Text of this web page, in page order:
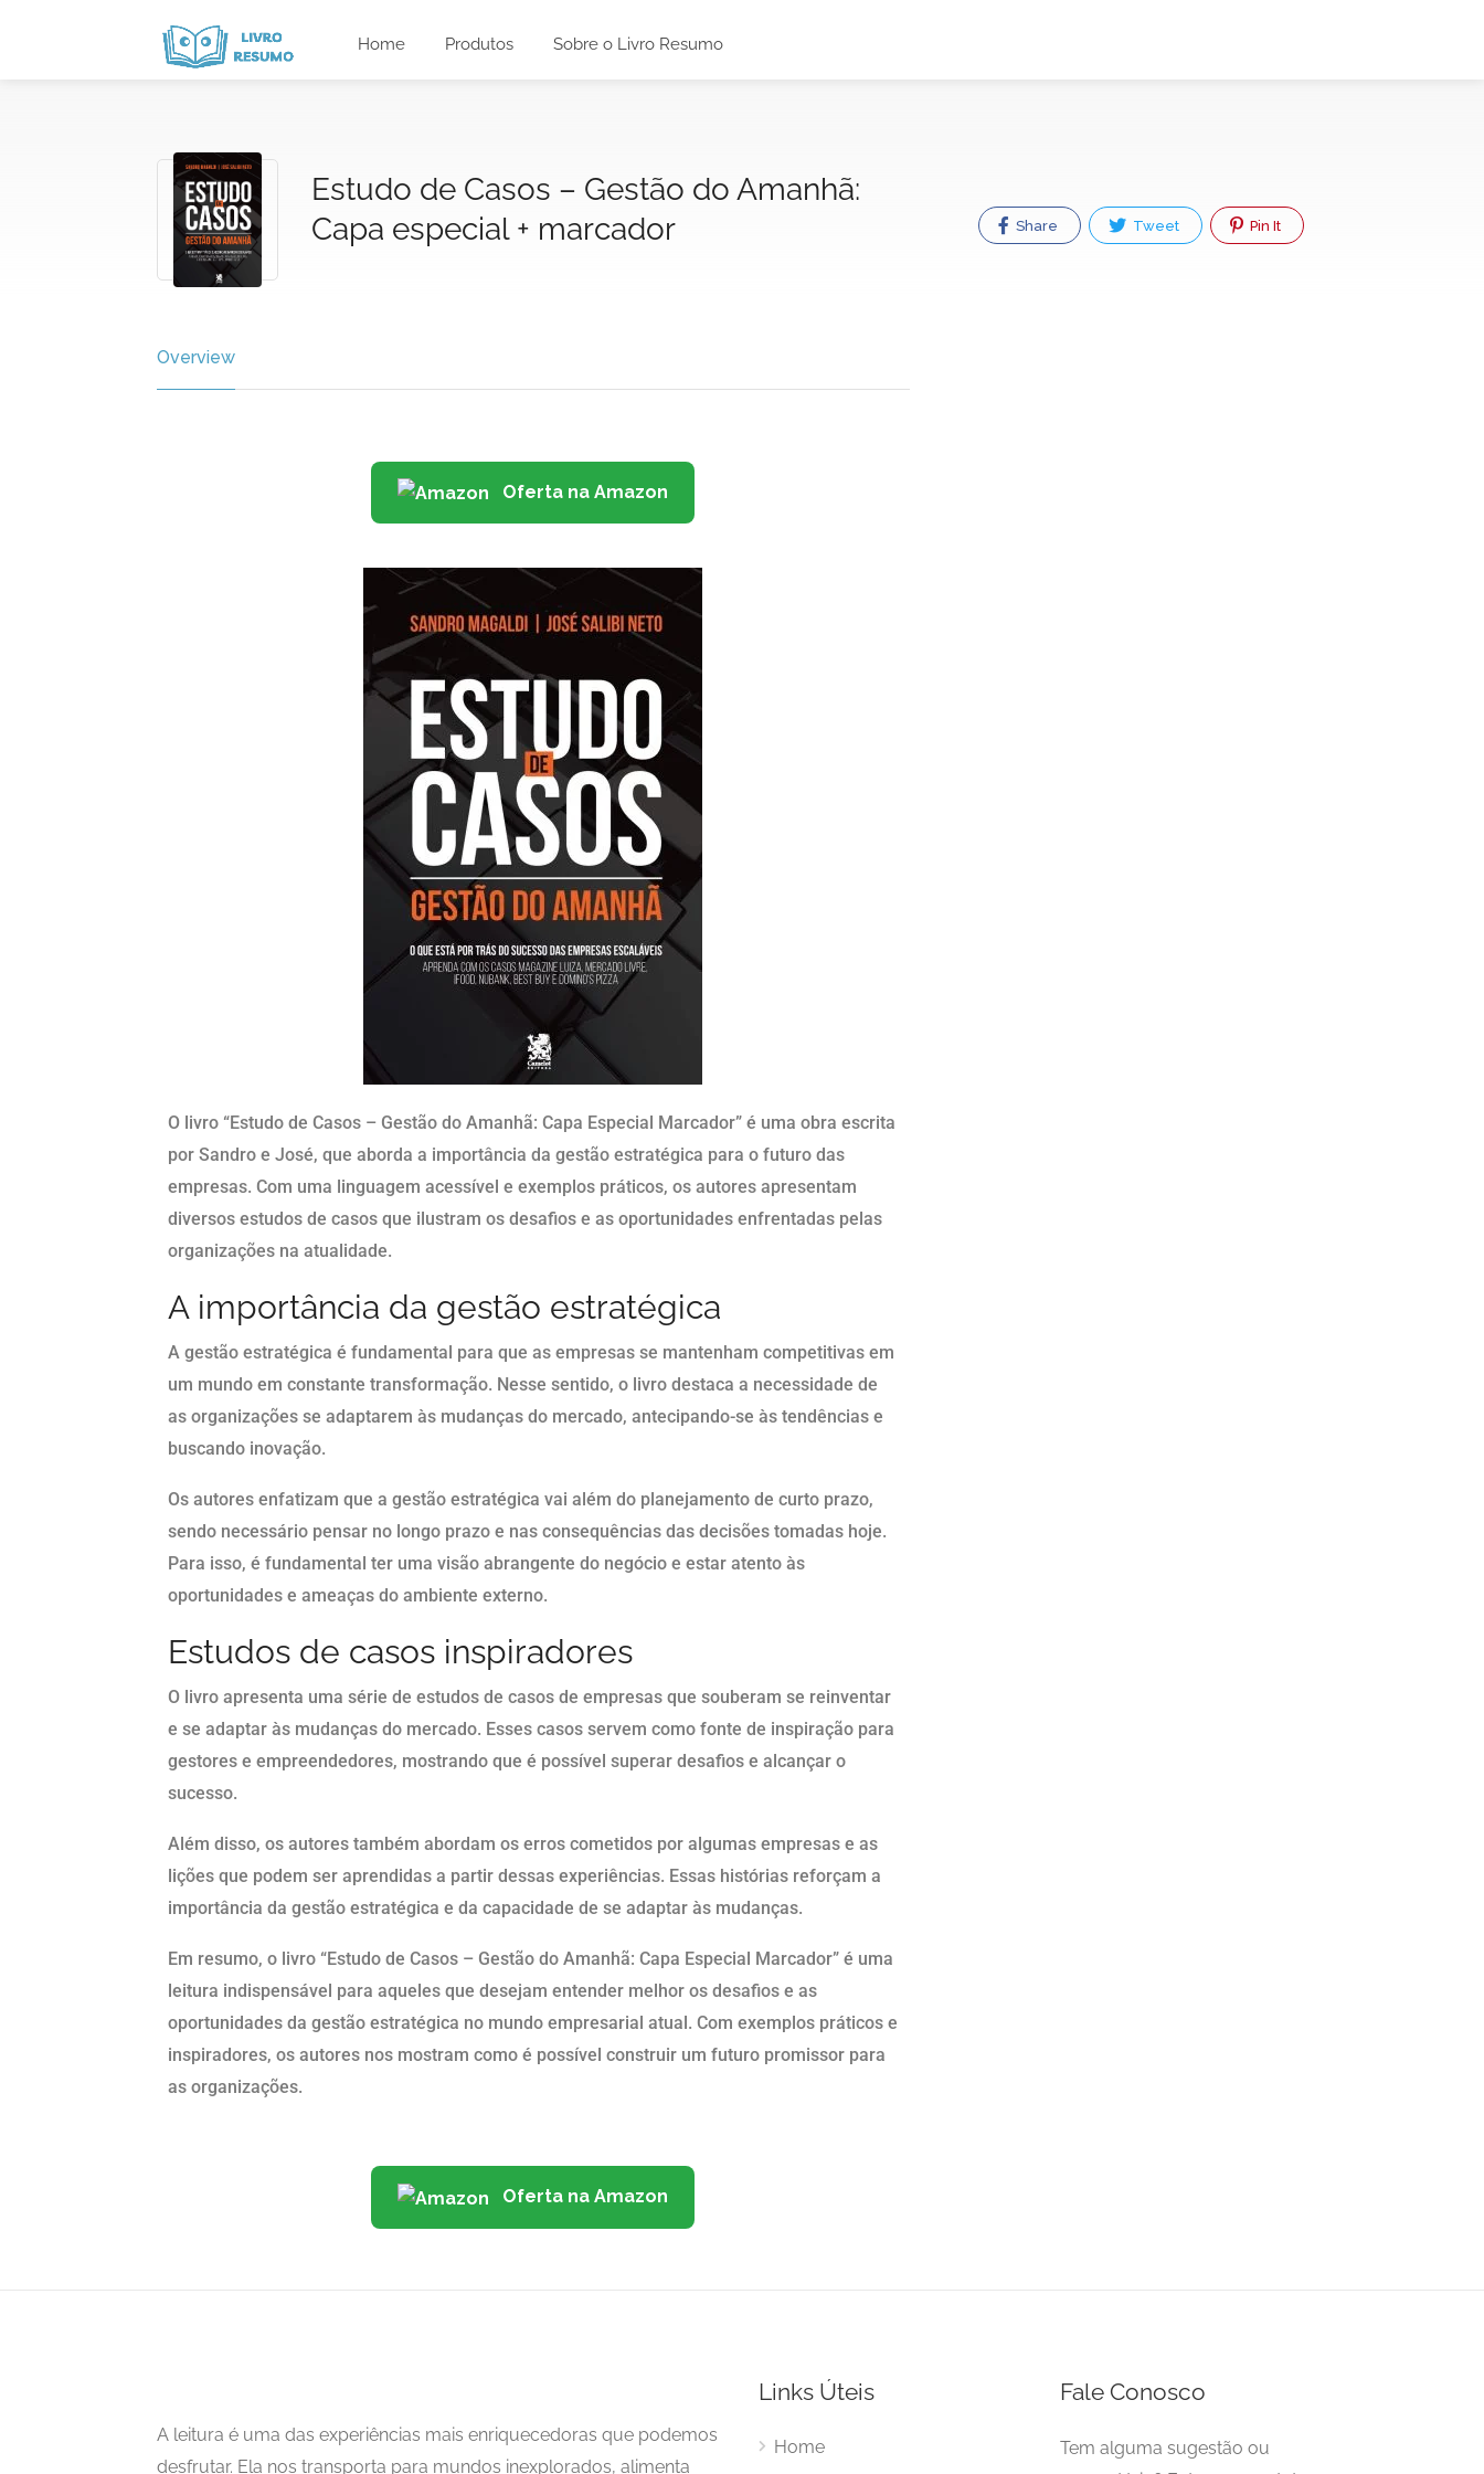
Home Produtos Sobre o Livro Resumo
Estudo de Casos – Gestão do Amanhã:
Capa especial + marcador
Overview
Oferta na Amazon
O livro “Estudo de Casos – Gestão do Amanhã: Capa Especial Marcador” é uma obra escrita
por Sandro e José, que aborda a importância da gestão estratégica para o futuro das
empresas. Com uma linguagem acessível e exemplos práticos, os autores apresentam
diversos estudos de casos que ilustram os desafios e as oportunidades enfrentadas pelas
organizações na atualidade.
A importância da gestão estratégica
A gestão estratégica é fundamental para que as empresas se mantenham competitivas em
um mundo em constante transformação. Nesse sentido, o livro destaca a necessidade de
as organizações se adaptarem às mudanças do mercado, antecipando-se às tendências e
buscando inovação.
Os autores enfatizam que a gestão estratégica vai além do planejamento de curto prazo,
sendo necessário pensar no longo prazo e nas consequências das decisões tomadas hoje.
Para isso, é fundamental ter uma visão abrangente do negócio e estar atento às
oportunidades e ameaças do ambiente externo.
Estudos de casos inspiradores
O livro apresenta uma série de estudos de casos de empresas que souberam se reinventar
e se adaptar às mudanças do mercado. Esses casos servem como fonte de inspiração para
gestores e empreendedores, mostrando que é possível superar desafios e alcançar o
sucesso.
Além disso, os autores também abordam os erros cometidos por algumas empresas e as
lições que podem ser aprendidas a partir dessas experiências. Essas histórias reforçam a
importância da gestão estratégica e da capacidade de se adaptar às mudanças.
Em resumo, o livro “Estudo de Casos – Gestão do Amanhã: Capa Especial Marcador” é uma
leitura indispensável para aqueles que desejam entender melhor os desafios e as
oportunidades da gestão estratégica no mundo empresarial atual. Com exemplos práticos e
inspiradores, os autores nos mostram como é possível construir um futuro promissor para
as organizações.
Oferta na Amazon
Share Tweet Pin It
A leitura é uma das experiências mais enriquecedoras que podemos
desfrutar. Ela nos transporta para mundos inexplorados, alimenta
Links Úteis
Home
Fale Conosco
Tem alguma sugestão ou